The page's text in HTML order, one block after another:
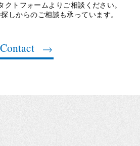
クトフォームよりご相談ください。
しからのご相談も承っています。
Contact